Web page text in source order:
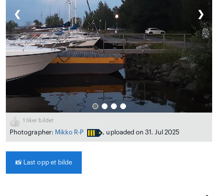
❮ ❯
1 liker bildet
Photographer: Mikko R-P , uploaded on 31. Jul 2025
📸 Last opp et bilde